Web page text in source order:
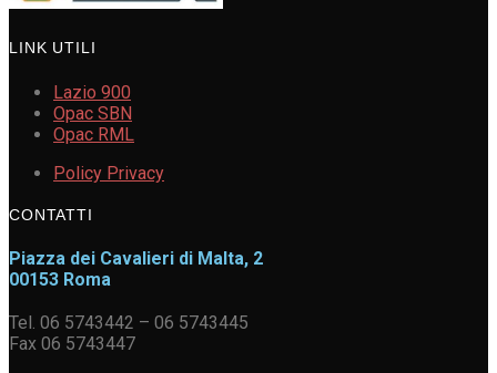
LINK UTILI
Lazio 900
Opac SBN
Opac RML
Policy Privacy
CONTATTI
Piazza dei Cavalieri di Malta, 2
00153 Roma
Tel. 06 5743442 – 06 5743445
Fax 06 5743447